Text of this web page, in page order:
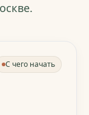
С чего начать